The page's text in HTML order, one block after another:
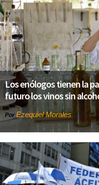
Los enólogos tienen la
futuro los vinos sin
Por Ezequiel Morales